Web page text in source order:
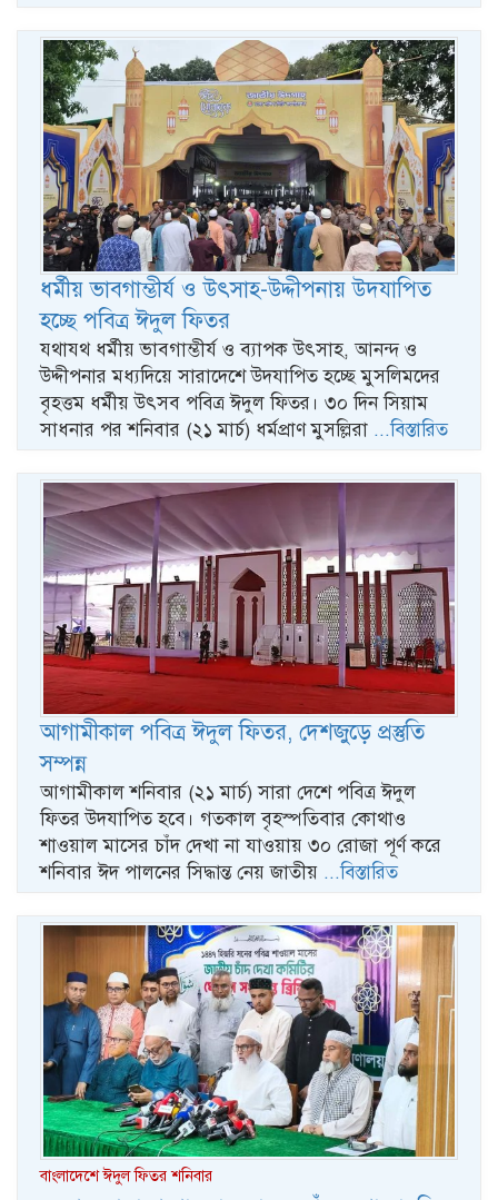
ধর্মীয় ভাবগাম্ভীর্য ও উৎসাহ-উদ্দীপনায় উদযাপিত
হচ্ছে পবিত্র ঈদুল ফিতর
যথাযথ ধর্মীয় ভাবগাম্ভীর্য ও ব্যাপক উৎসাহ, আনন্দ ও
উদ্দীপনার মধ্যদিয়ে সারাদেশে উদযাপিত হচ্ছে মুসলিমদের
বৃহত্তম ধর্মীয় উৎসব পবিত্র ঈদুল ফিতর। ৩০ দিন সিয়াম
সাধনার পর শনিবার (২১ মার্চ) ধর্মপ্রাণ মুসল্লিরা ...বিস্তারিত
আগামীকাল পবিত্র ঈদুল ফিতর, দেশজুড়ে প্রস্তুতি
সম্পন্ন
আগামীকাল শনিবার (২১ মার্চ) সারা দেশে পবিত্র ঈদুল
ফিতর উদযাপিত হবে। গতকাল বৃহস্পতিবার কোথাও
শাওয়াল মাসের চাঁদ দেখা না যাওয়ায় ৩০ রোজা পূর্ণ করে
শনিবার ঈদ পালনের সিদ্ধান্ত নেয় জাতীয় ...বিস্তারিত
বাংলাদেশে ঈদুল ফিতর শনিবার